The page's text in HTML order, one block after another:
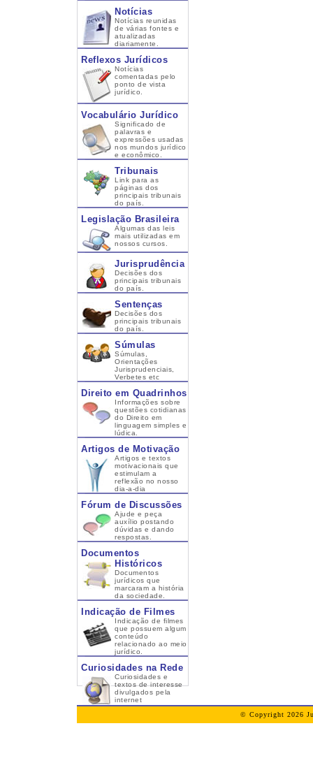
Notícias
Notícias reunidas
de várias fontes e
atualizadas
diariamente.
Reflexos Jurídicos
Notícias
comentadas pelo
ponto de vista
jurídico.
Vocabulário Jurídico
Significado de
palavras e
expressões usadas
nos mundos jurídico
e econômico.
Tribunais
Link para as
páginas dos
principais tribunais
do país.
Legislação Brasileira
Algumas das leis
mais utilizadas em
nossos cursos.
Jurisprudência
Decisões dos
principais tribunais
do país.
Sentenças
Decisões dos
principais tribunais
do país.
Súmulas
Súmulas,
Orientações
Jurisprudenciais,
Verbetes etc
Direito em Quadrinhos
Informações sobre
questões cotidianas
do Direito em
linguagem simples e
lúdica.
Artigos de Motivação
Artigos e textos
motivacionais que
estimulam a
reflexão no nosso
dia-a-dia
Fórum de Discussões
Ajude e peça
auxílio postando
dúvidas e dando
respostas.
Documentos
Históricos
Documentos
jurídicos que
marcaram a história
da sociedade.
Indicação de Filmes
Indicação de filmes
que possuem algum
conteúdo
relacionado ao meio
jurídico.
Curiosidades na Rede
Curiosidades e
textos de interesse
divulgados pela
internet
© Copyright 2026